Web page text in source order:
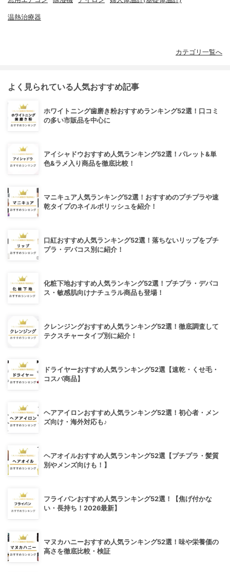
温熱治療器
カテゴリ一覧へ
よく見られている人気おすすめ記事
ホワイトニング歯磨き粉おすすめランキング52選！口コミ
の多い市販品を中心に
アイシャドウおすすめ人気ランキング52選！パレット&単
色&ラメ入り商品を徹底比較！
マニキュア人気ランキング52選！おすすめのプチプラや速
乾タイプのネイルポリッシュを紹介！
口紅おすすめ人気ランキング52選！落ちないリップをプチ
プラ・デパコス別に紹介！
化粧下地おすすめ人気ランキング52選！プチプラ・デパコ
ス・敏感肌向けナチュラル商品も登場！
クレンジングおすすめ人気ランキング52選！徹底調査して
テクスチャータイプ別に紹介！
ドライヤーおすすめ人気ランキング52選【速乾・くせ毛・
コスパ商品】
ヘアアイロンおすすめ人気ランキング52選！初心者・メン
ズ向け・海外対応も♪
ヘアオイルおすすめ人気ランキング52選【プチプラ・髪質
別やメンズ向けも！】
フライパンおすすめ人気ランキング52選！【焦げ付かな
い・長持ち！2026最新】
マヌカハニーおすすめ人気ランキング52選！味や栄養価の
高さを徹底比較・検証